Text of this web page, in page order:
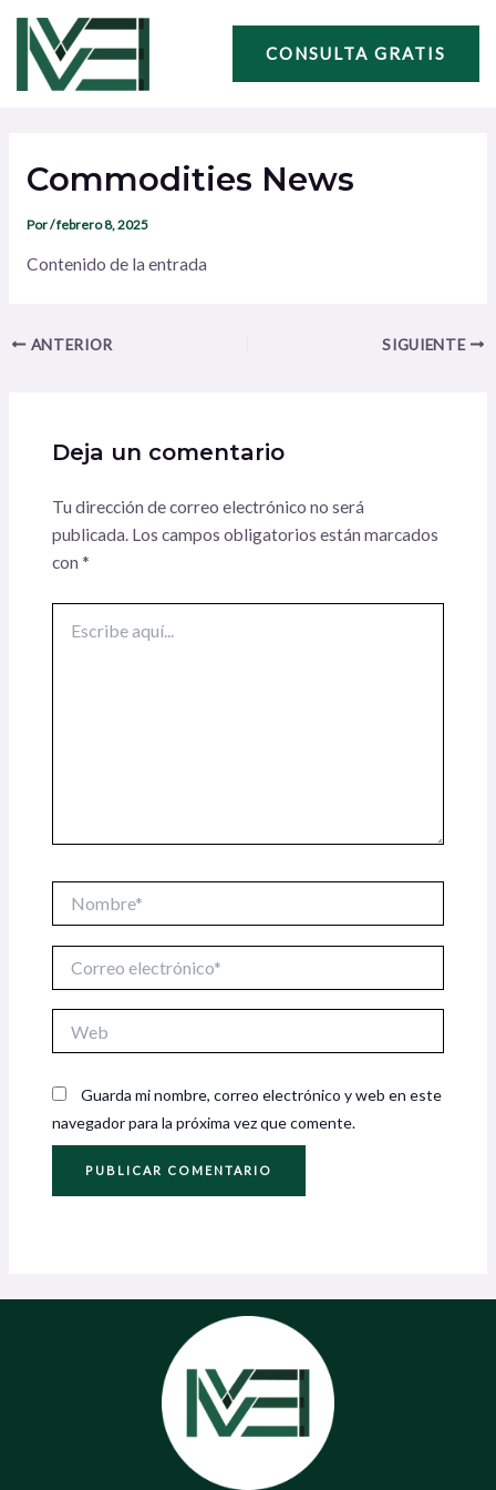
contenido
CONSULTA GRATIS
Commodities News
Por/febrero 8, 2025
Contenido de la entrada
entradas
ANTERIOR SIGUIENTE
Deja un comentario
Tu dirección de correo electrónico no será
publicada. Los campos obligatorios están marcados
con *
aquí...
electrónico*
Guarda mi nombre, correo electrónico y web en este
navegador para la próxima vez que comente.